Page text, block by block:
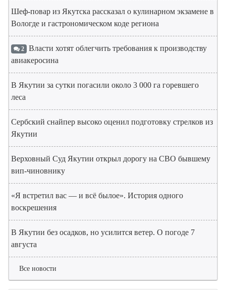
Шеф-повар из Якутска рассказал о кулинарном экзамене в
Вологде и гастрономическом коде региона
2 Власти хотят облегчить требования к производству
авиакеросина
В Якутии за сутки погасили около 3 000 га горевшего
леса
Сербский снайпер высоко оценил подготовку стрелков из
Якутии
Верховный Суд Якутии открыл дорогу на СВО бывшему
вип-чиновнику
«Я встретил вас — и всё былое». История одного
воскрешения
В Якутии без осадков, но усилится ветер. О погоде 7
августа
Все новости